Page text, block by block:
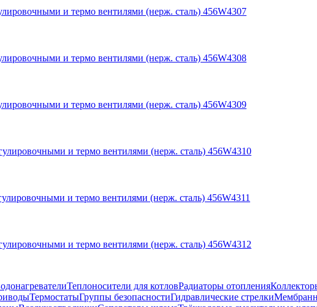
и термо вентилями (нерж. сталь) 456W4307
и термо вентилями (нерж. сталь) 456W4308
и термо вентилями (нерж. сталь) 456W4309
и термо вентилями (нерж. сталь) 456W4310
и термо вентилями (нерж. сталь) 456W4311
и термо вентилями (нерж. сталь) 456W4312
Теплоносители для котловРадиаторы отопления
ТермостатыГруппы безопасностиГидравлические стрелки